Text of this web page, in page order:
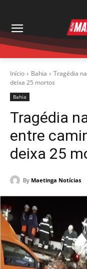
Início Bahia
Tragédia
deixa 25 mortos
Bahia
Tragédia
entre
deixa 25
By Maetinga Notícias